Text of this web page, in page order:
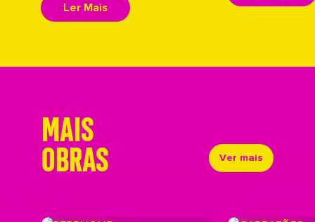
Ler Mais
MAIS
OBRAS Ver mais